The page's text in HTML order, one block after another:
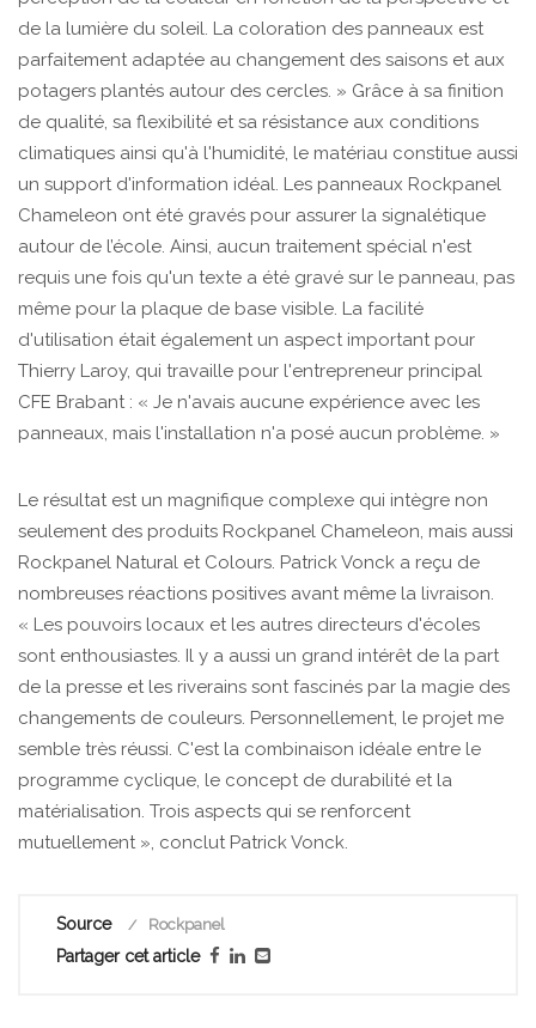
de la lumière du soleil. La coloration des panneaux est
parfaitement adaptée au changement des saisons et aux
potagers plantés autour des cercles. » Grâce à sa finition
de qualité, sa flexibilité et sa résistance aux conditions
climatiques ainsi qu'à l'humidité, le matériau constitue aussi
un support d'information idéal. Les panneaux Rockpanel
Chameleon ont été gravés pour assurer la signalétique
autour de l’école. Ainsi, aucun traitement spécial n'est
requis une fois qu'un texte a été gravé sur le panneau, pas
même pour la plaque de base visible. La facilité
d'utilisation était également un aspect important pour
Thierry Laroy, qui travaille pour l'entrepreneur principal
CFE Brabant : « Je n'avais aucune expérience avec les
panneaux, mais l'installation n'a posé aucun problème. »
Le résultat est un magnifique complexe qui intègre non
seulement des produits Rockpanel Chameleon, mais aussi
Rockpanel Natural et Colours. Patrick Vonck a reçu de
nombreuses réactions positives avant même la livraison.
« Les pouvoirs locaux et les autres directeurs d'écoles
sont enthousiastes. Il y a aussi un grand intérêt de la part
de la presse et les riverains sont fascinés par la magie des
changements de couleurs. Personnellement, le projet me
semble très réussi. C'est la combinaison idéale entre le
programme cyclique, le concept de durabilité et la
matérialisation. Trois aspects qui se renforcent
mutuellement », conclut Patrick Vonck.
Source Rockpanel
Partager cet article